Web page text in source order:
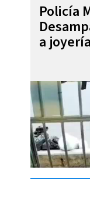
Policía
a